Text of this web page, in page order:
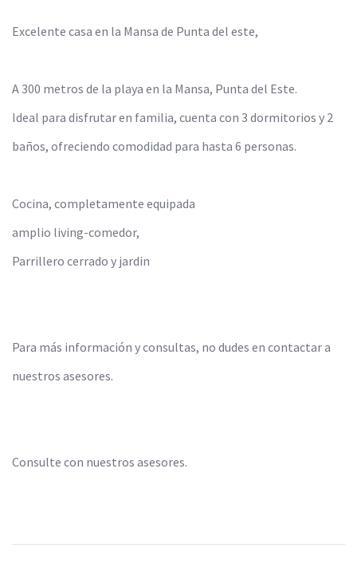
Excelente casa en la Mansa de Punta del este,
A 300 metros de la playa en la Mansa, Punta del Este.
Ideal para disfrutar en familia, cuenta con 3 dormitorios y 2
baños, ofreciendo comodidad para hasta 6 personas.
Cocina, completamente equipada
amplio living-comedor,
Parrillero cerrado y jardin
Para más información y consultas, no dudes en contactar a
nuestros asesores.
Consulte con nuestros asesores.